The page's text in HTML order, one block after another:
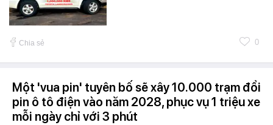
Chia sẻ 0
Một 'vua pin' tuyên bố sẽ xây 10.000 trạm đổi
pin ô tô điện vào năm 2028, phục vụ 1 triệu xe
mỗi ngày chỉ với 3 phút